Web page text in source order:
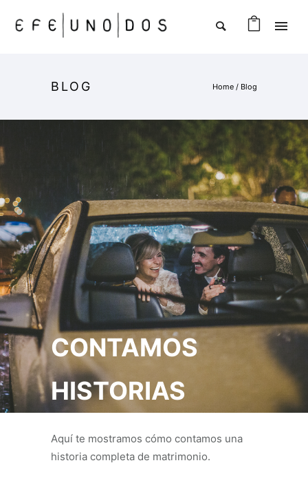
BLOG Home / Blog
CONTAMOS
HISTORIAS
Aquí te mostramos cómo contamos una
historia completa de matrimonio.